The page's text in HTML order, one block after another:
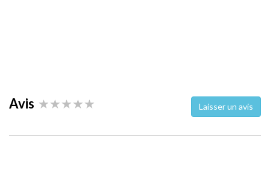
Avis Laisser un avis